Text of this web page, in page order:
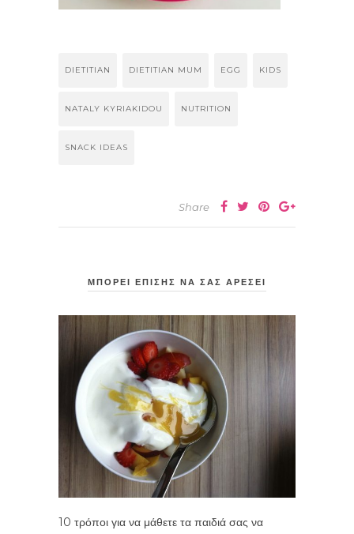
DIETITIAN DIETITIAN MUM EGG KIDS
NATALY KYRIAKIDOU NUTRITION
SNACK IDEAS
Share
ΜΠΟΡΕΙ ΕΠΙΣΗΣ ΝΑ ΣΑΣ ΑΡΕΣΕΙ
10 τρόποι για να μάθετε τα παιδιά σας να